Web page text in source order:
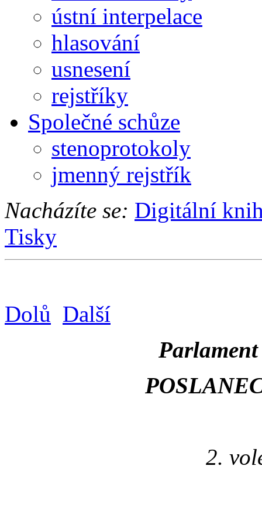
ústní interpelace
hlasování
usnesení
rejstříky
Společné schůze
stenoprotokoly
jmenný rejstřík
Nacházíte se: Digitální
Tisky
Dolů Další
2.